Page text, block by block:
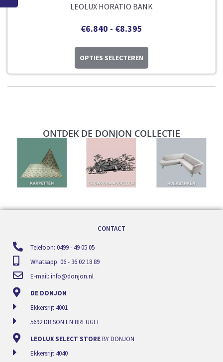
LEOLUX HORATIO BANK
€6.840 - €8.395
OPTIES SELECTEREN
ONTDEK DE DONJON COLLECTIE
CONTACT
Telefoon: 0499 - 49 05 05
Whatsapp: 06 - 36 02 18 89
E-mail: info@donjon.nl
DE DONJON
Ekkersrijt 4001
5692 DB SON EN BREUGEL
LEOLUX SELECT STOREBY DONJON
Ekkersrijt 4040